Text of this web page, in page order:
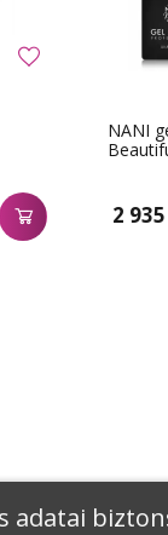
adatai
NANI
2